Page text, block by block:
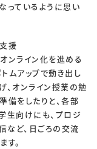
っているように思い
援
ンライン化を進める
ムアップで動き出し
、オンライン授業の勉
備をしたりと、各部
生向けにも、プロジ
など、日ごろの交流
す。